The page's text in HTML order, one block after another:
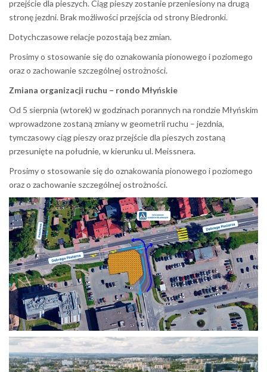
przejście dla pieszych. Ciąg pieszy zostanie przeniesiony na drugą
stronę jezdni. Brak możliwości przejścia od strony Biedronki.
Dotychczasowe relacje pozostają bez zmian.
Prosimy o stosowanie się do oznakowania pionowego i poziomego
oraz o zachowanie szczególnej ostrożności.
Zmiana organizacji ruchu – rondo Młyńskie
Od 5 sierpnia (wtorek) w godzinach porannych na rondzie Młyńskim
wprowadzone zostaną zmiany w geometrii ruchu – jezdnia,
tymczasowy ciąg pieszy oraz przejście dla pieszych zostaną
przesunięte na południe, w kierunku ul. Meissnera.
Prosimy o stosowanie się do oznakowania pionowego i poziomego
oraz o zachowanie szczególnej ostrożności.